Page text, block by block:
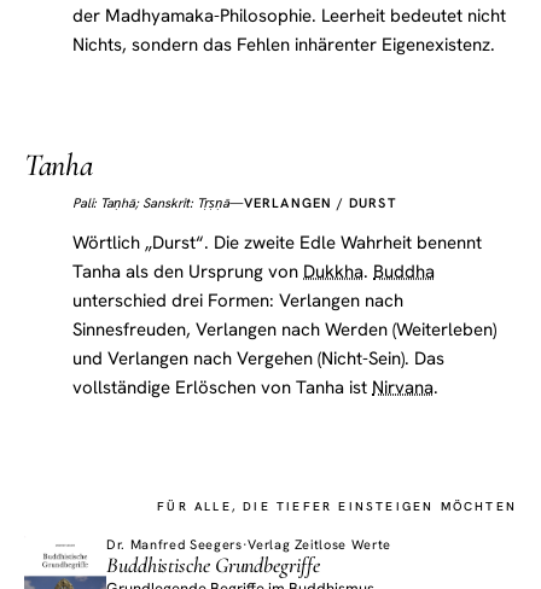
der Madhyamaka-Philosophie. Leerheit bedeutet nicht
Nichts, sondern das Fehlen inhärenter Eigenexistenz.
Tanha
Pali: Taṇhā; Sanskrit: Tṛṣṇā—VERLANGEN / DURST
Wörtlich „Durst“. Die zweite Edle Wahrheit benennt
Tanha als den Ursprung von Dukkha. Buddha
unterschied drei Formen: Verlangen nach
Sinnesfreuden, Verlangen nach Werden (Weiterleben)
und Verlangen nach Vergehen (Nicht-Sein). Das
vollständige Erlöschen von Tanha ist Nirvana.
FÜR ALLE, DIE TIEFER EINSTEIGEN MÖCHTEN
Dr. Manfred Seegers·Verlag Zeitlose Werte
Buddhistische Grundbegriffe